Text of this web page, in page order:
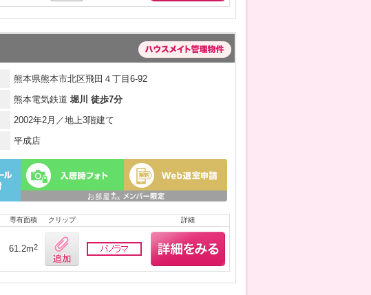
熊本県熊本市北区飛田４丁目6-92
熊本電気鉄道 堀川 徒歩7分
2002年2月／地上3階建て
平成店
専有面積 クリップ 詳細
61.2m2